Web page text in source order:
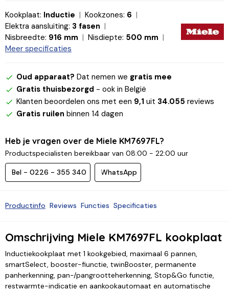
Kookplaat: Inductie Kookzones: 6
Elektra aansluiting: 3 fasen
Nisbreedte: 916 mm Nisdiepte: 500 mm
Meer specificaties
Oud apparaat? Dat nemen we gratis mee
Gratis thuisbezorgd - ook in België
Klanten beoordelen ons met een 9,1 uit 34.055 reviews
Gratis ruilen binnen 14 dagen
Heb je vragen over de Miele KM7697FL?
Productspecialisten bereikbaar van 08:00 - 22:00 uur
Bel - 0226 - 355 340 WhatsApp
Productinfo Reviews Functies Specificaties
Omschrijving Miele KM7697FL kookplaat
Inductiekookplaat met 1 kookgebied, maximaal 6 pannen,
smartSelect, booster-fiunctie, twinBooster, permanente
panherkenning, pan-/pangrootteherkenning, Stop&Go functie,
restwarmte-indicatie en aankookautomaat en automatische